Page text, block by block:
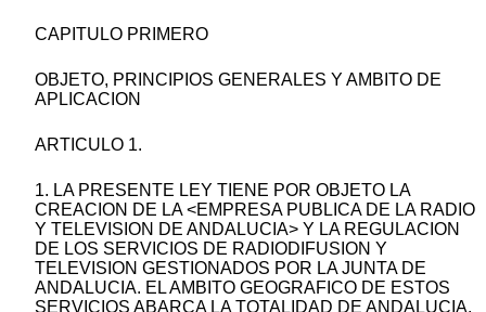
CAPITULO PRIMERO
OBJETO, PRINCIPIOS GENERALES Y AMBITO DE
APLICACION
ARTICULO 1.
1. LA PRESENTE LEY TIENE POR OBJETO LA
CREACION DE LA <EMPRESA PUBLICA DE LA RADIO
Y TELEVISION DE ANDALUCIA> Y LA REGULACION
DE LOS SERVICIOS DE RADIODIFUSION Y
TELEVISION GESTIONADOS POR LA JUNTA DE
ANDALUCIA. EL AMBITO GEOGRAFICO DE ESTOS
SERVICIOS ABARCA LA TOTALIDAD DE ANDALUCIA.